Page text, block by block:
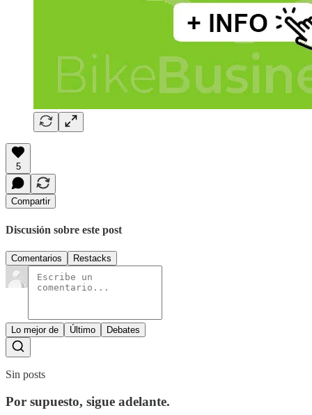
5
Compartir
Discusión sobre este post
Comentarios Restacks
Lo mejor de Último Debates
Sin posts
Por supuesto, sigue adelante.